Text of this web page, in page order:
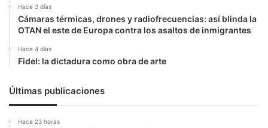
Hace 3 días
Cámaras térmicas, drones y radiofrecuencias: así blinda la
OTAN el este de Europa contra los asaltos de inmigrantes
Hace 4 días
Fidel: la dictadura como obra de arte
Últimas publicaciones
Hace 23 horas